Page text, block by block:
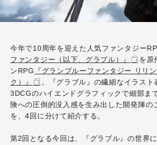
今年で10周年を迎えた人気ファンタジー
ファンタジー（以下、グラブル）』
を原
ンRPG
『グランブルーファンタジー リリ
ク）』
。『グラブル』の繊細なイラスト
3DCGのハイエンドグラフィックで細部ま
険への圧倒的没入感を生み出した開発陣の
を、4回に分けて紹介する。
第2回となる今回は、『グラブル』の世界